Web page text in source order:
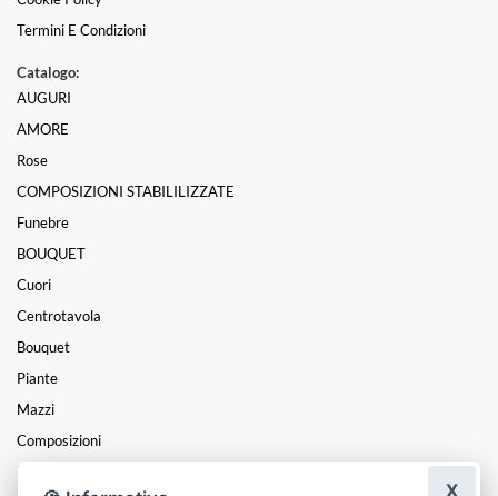
Termini E Condizioni
Catalogo:
AUGURI
AMORE
Rose
COMPOSIZIONI STABILILIZZATE
Funebre
BOUQUET
Cuori
Centrotavola
Bouquet
Piante
Mazzi
Composizioni
LAUREA
X